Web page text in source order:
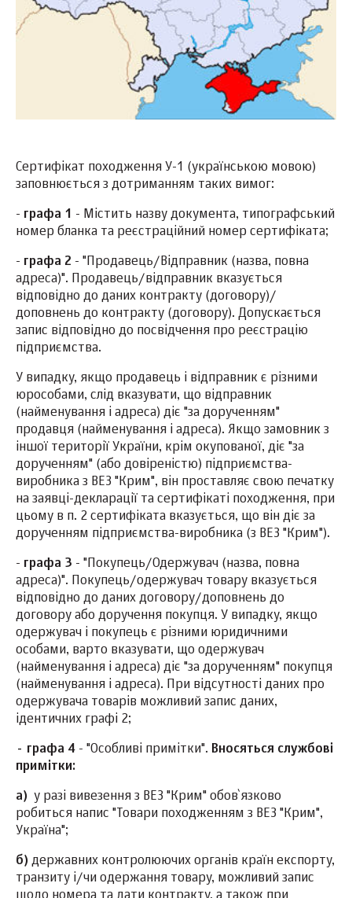
Сертифікат походження У-1 (українською мовою)
заповнюється з дотриманням таких вимог:
- графа 1
- Містить назву документа, типографський
номер бланка та реєстраційний номер сертифіката;
- графа 2 - "Продавець/Відправник (назва, повна
адреса)". Продавець/відправник вказується
відповідно до даних контракту (договору)/
доповнень до контракту (договору). Допускається
запис відповідно до посвідчення про реєстрацію
підприємства.
У випадку, якщо продавець і відправник є різними
юрособами, слід вказувати, що відправник
(найменування і адреса) діє "за дорученням"
продавця (найменування і адреса). Якщо замовник з
іншої території України, крім окупованої, діє "за
дорученням" (або довіреністю) підприємства-
виробника з ВЕЗ "Крим", він проставляє свою печатку
на заявці-декларації та сертифікаті походження, при
цьому в п. 2 сертифіката вказується, що він діє за
дорученням підприємства-виробника (з ВЕЗ "Крим").
- графа 3 - "Покупець/Одержувач (назва, повна
адреса)". Покупець/одержувач товару вказується
відповідно до даних договору/доповнень до
договору або доручення покупця. У випадку, якщо
одержувач і покупець є різними юридичними
особами, варто вказувати, що одержувач
(найменування і адреса) діє "за дорученням" покупця
(найменування і адреса). При відсутності даних про
одержувача товарів можливий запис даних,
ідентичних графі 2;
- графа 4 - "Особливі примітки". Вносяться службові
примітки:
а) у разі вивезення з ВЕЗ "Крим" обов`язково
робиться напис "Товари походженням з ВЕЗ "Крим",
Україна";
б) державних контролюючих органів країн експорту,
транзиту і/чи одержання товару, можливий запис